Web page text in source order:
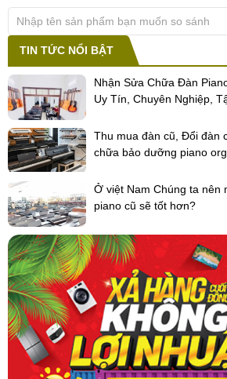
TIN TỨC NỔI BẬT
Nhận Sửa Chữa Đàn
Uy Tín, Chuyên Nghiệp,
Thu mua đàn cũ, Đổi đàn
chữa bảo dưỡng piano
Ở việt Nam Chúng ta nên
piano cũ sẽ tốt hơn?